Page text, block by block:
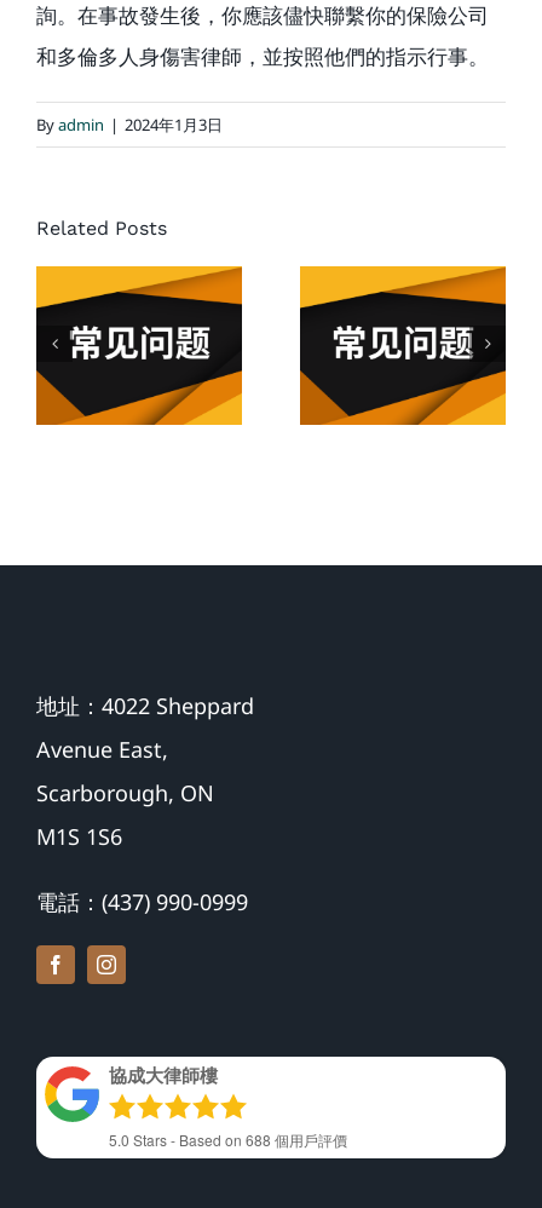
詢。在事故發生後，你應該儘快聯繫你的保險公司
和多倫多人身傷害律師，並按照他們的指示行事。
Byadmin | 2024年1月3日
Related Posts
在加拿大
如何計算
車禍賠
償？
加拿大遇
到交通意
外後5件不
應該做的
地址：4022 Sheppard
Avenue East,
Scarborough, ON
M1S 1S6
電話：(437) 990-0999
協成大律師樓
5.0 Stars - Based on 688 個用戶評價